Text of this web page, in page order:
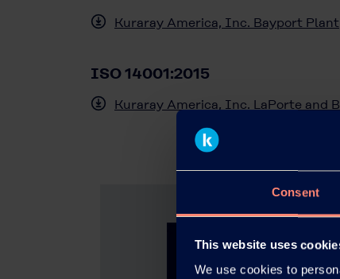
Consent
This website uses
We use cookies to
Kuraray America, Inc. Bayport Plant
ISO 14001:2015
Kuraray America, Inc. LaPorte and